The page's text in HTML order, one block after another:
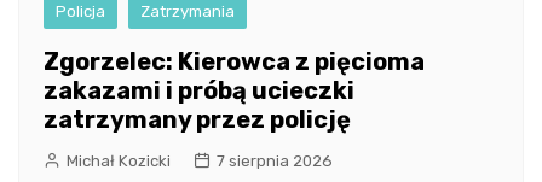
Policja Zatrzymania
Zgorzelec: Kierowca z pięcioma
zakazami i próbą ucieczki
zatrzymany przez policję
Michał Kozicki 7 sierpnia 2026